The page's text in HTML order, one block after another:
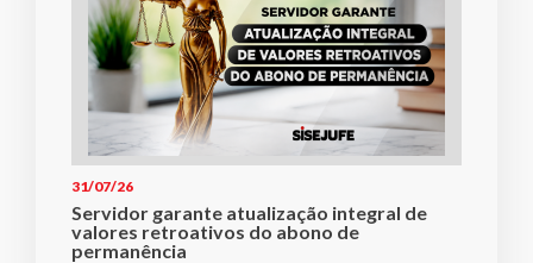
31/07/26
Servidor garante atualização integral de
valores retroativos do abono de
permanência